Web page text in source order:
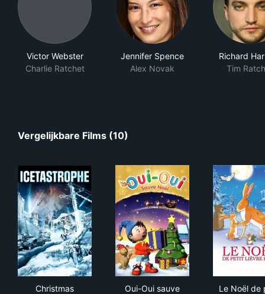
Victor Webster
Charlie Ratchet
Jennifer Spence
Alex Novak
Richard
Tim
Vergelijkbare Films (10)
Christmas
Oui-Oui sauve
Le Noël de